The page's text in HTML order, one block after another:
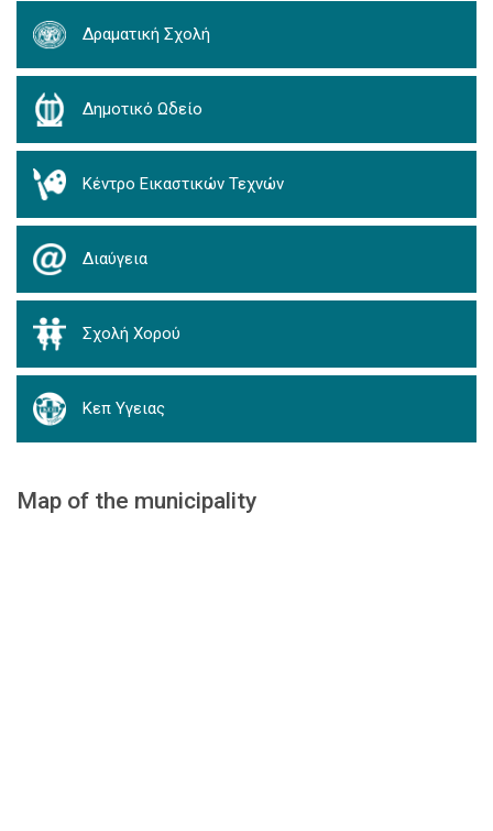
Δραματική Σχολή
Δημοτικό Ωδείο
Κέντρο Εικαστικών Τεχνών
Διαύγεια
Σχολή Χορού
Κεπ Υγειας
Map of the municipality